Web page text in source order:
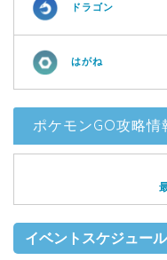
ドラゴン
はがね
ポケモンGO攻略情
イベントスケジュー